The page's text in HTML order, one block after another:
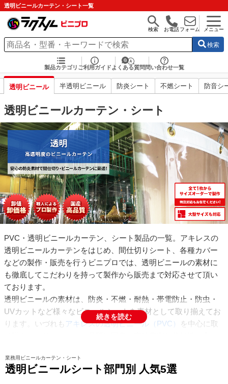
透明ビニールカーテン・シート一覧
検索 お電話フォーム メニュー
検索
製品カテゴリ ご利用ガイド よくある質問 問い合わせ一覧
透明ビニール 半透明ビニール 防炎シート 不燃シート 防音シ
透明ビニールカーテン・シート
PVC・透明ビニールカーテン、シート製品の一覧。アキレスの
透明ビニールカーテンをはじめ、間仕切りシート、各種カバー
などの製作・販売を行うビニプロでは、透明ビニールの素材に
も徹底してこだわりを持って製作から販売まで対応させて頂い
ております。
透明ビニールの素材は、防炎・不燃・耐熱・帯電防止・防虫・
UVカットなど様々なビニールシートを素材として取り揃えてお
ります。いづれも アキレスの透明ビニール（PVC）
を中心に取
ビニプロの透明ビニールカーテン、シートの特徴と致しまして
続きを読む
業務用ビニールカーテン・シート
透明ビニールシート部門別 人気5選